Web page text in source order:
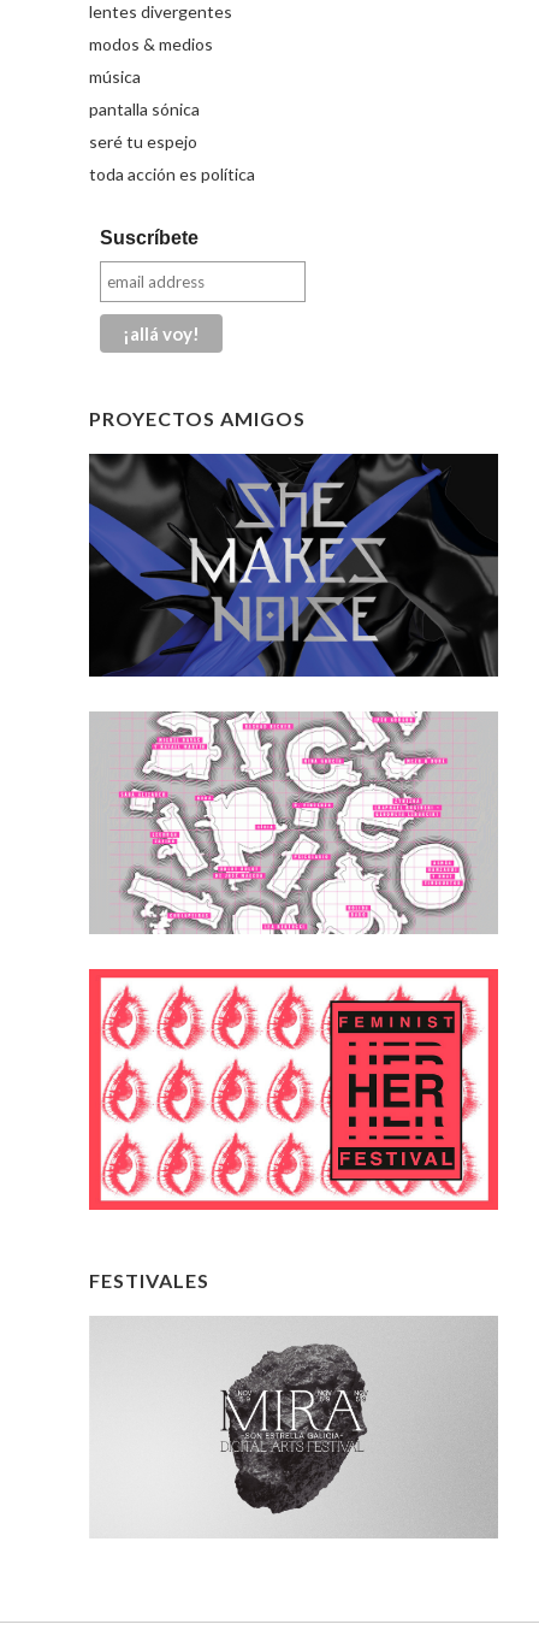
lentes divergentes
modos & medios
música
pantalla sónica
seré tu espejo
toda acción es política
Suscríbete
PROYECTOS AMIGOS
FESTIVALES